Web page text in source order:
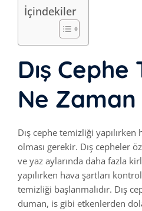
İçindekiler
Dış
Ne Zaman
Dış cephe temizliği yapılırken
olması gerekir. Dış cepheler
ve yaz aylarında daha fazla
yapılırken hava şartları
temizliği başlanmalıdır. Dış
duman, is gibi etkenlerden